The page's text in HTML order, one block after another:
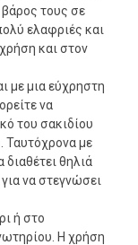
τους σε
ελαφριές και
και στον
με μια εύχρηστη
να
του σακιδίου
Ταυτόχρονα με
θηλιά
να στεγνώσει
ή στο
Η χρήση